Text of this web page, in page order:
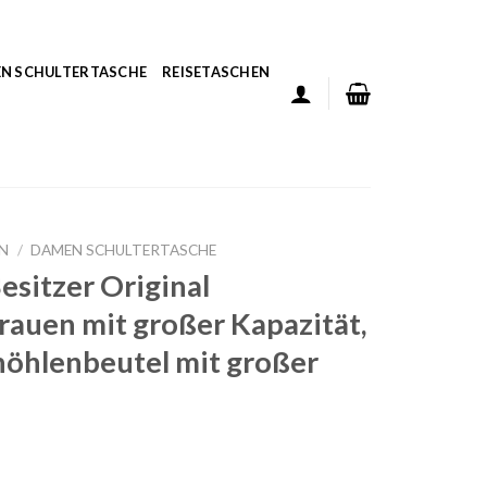
SCHULTERTASCHE REISETASCHEN
/ DAMEN SCHULTERTASCHE
Original
mit großer Kapazität,
mit großer